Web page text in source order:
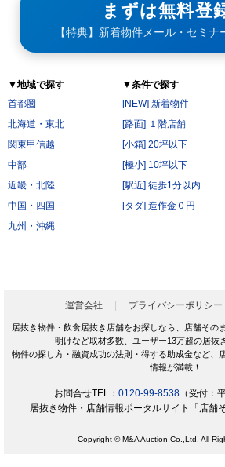
裁判所・警察等の要請がある場合を除きます。
会員が自らの個人情報の変更もしくは削除を希望する場合、
絡するものとし、当社もしくは導入店は本人確認等の所定の
もしくは削除するものとします。
会員は、本サービスを通じて個人情報を取得した場合、自
第5条（秘密保持）
会員が本サービスを利用するうえで当社もしくは導入店へ開
は、原則として本サービスの利用者に公開されるものとし
前項にかかわらず、会員が秘密である旨を付して当社もしく
は導入店がそれに同意した情報について、当社もしくは導入
必要な会社、当社もしくは導入店の役員、従業員、関連会社
法人、税理士、弁護士を除く第三者に対して開示漏洩しない
会員は、当社もしくは導入店から秘密である旨を付して会
員、従業員、監査法人、税理士、弁護士を除く第三者へ開示
員は同意します。
開示された時点で被開示者が既に知っていた情報
開示された情報と無関係に、被開示者が自ら開発、創
いものとします。
サービス提供用のシステムの保守または工事の都合上やむ
火災・停電などによりサービスの提供ができないと当社が判
地震、噴火、洪水、津波などの天災、若しくは戦争、変乱
サービスの提供ができないと当社が判断した場合
電気通信事業者、電力会社等の公共のインフラ提供者の責
した場合
当社が利用する電気通信設備に障害が発生した場合
第7条（禁止行為）
会員は以下の各号に該当する行為をおこなってはならないも
他の会員に成りすまし、本サービスを利用する行為
当社および他の会員に不利益を与える行為
まずは無料登
【特典】新着物件メール・セミ
▼地域で探す
首都圏
北海道・東北
関東甲信越
中部
近畿・北陸
中国・四国
九州・沖縄
▼条件で探す
[NEW] 新着物件
[路面] １階店舗
[小箱] 20坪以下
[極小] 10坪以下
[駅近] 徒歩1分以内
[タダ] 造作金０円
運営会社 プライバシーポリシー
居抜き物件・飲食居抜き店舗をお探しなら、店舗その
明けなど取材多数、ユーザー13万超の居抜
物件の探し方・融資成功の法則・得する助成金など、
情報が満載！
お問合せTEL： 0120-99-8538（受付：
居抜き物件・店舗情報ポータルサイト「店舗
Copyright © M&A Auction Co.,Ltd. All